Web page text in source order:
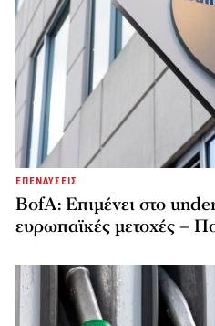
ΕΠΕΝΔΥΣΕΙΣ
BofA: Επιμένει στο
ευρωπαϊκές μετοχές –